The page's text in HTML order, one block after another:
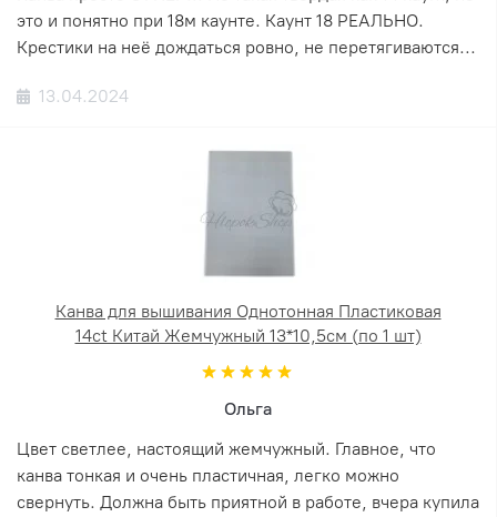
это и понятно при 18м каунте. Каунт 18 РЕАЛЬНО.
Крестики на неё дождаться ровно, не перетягиваются...
13.04.2024
Канва для вышивания Однотонная Пластиковая
14ct Китай Жемчужный 13*10,5см (по 1 шт)
Ольга
Цвет светлее, настоящий жемчужный. Главное, что
канва тонкая и очень пластичная, легко можно
свернуть. Должна быть приятной в работе, вчера купила